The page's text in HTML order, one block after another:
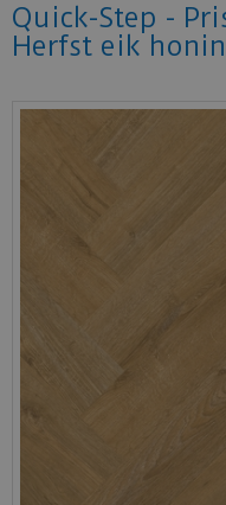
Quick-Step -
Herfst eik